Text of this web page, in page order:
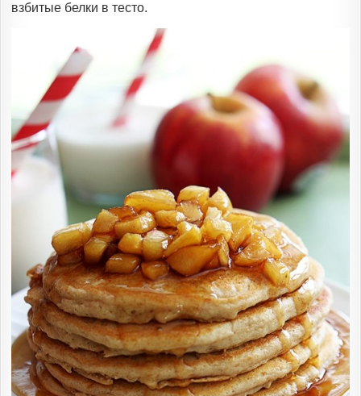
взбитые белки в тесто.